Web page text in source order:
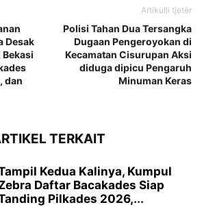
Desak
Bekasi
dan
Artikulli tjetër
Polisi Tahan Dua Tersangka
Dugaan Pengeroyokan di
Kecamatan Cisurupan Aksi
diduga dipicu Pengaruh
Minuman Keras
TERKAIT
Kedua Kalinya, Kumpul
Daftar Bacakades Siap
Pilkades 2026,...